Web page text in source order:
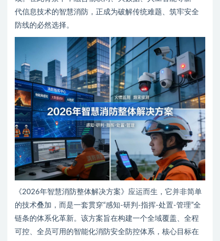
代信息技术的智慧消防，正成为破解传统难题、筑牢安全
防线的必然选择。
《2026年智慧消防整体解决方案》应运而生，它并非简单
的技术叠加，而是一套贯穿“感知-研判-指挥-处置-管理”全
链条的体系化革新。该方案旨在构建一个全域覆盖、全程
可控、全员可用的智能化消防安全防控体系，核心目标在